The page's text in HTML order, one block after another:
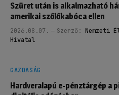
Szüret után is alkalmazható
amerikai szőlőkabóca ellen
2026.08.07. Szerző: Nemzeti
Hivatal
GAZDASÁG
Hardveralapú e-pénztárgép a